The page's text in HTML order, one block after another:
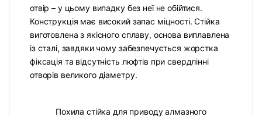
отвір – у цьому випадку без неї не обійтися.
Конструкція має високий запас міцності. Стійка
виготовлена ​​з якісного сплаву, основа виплавлена ​​
із сталі, завдяки чому забезпечується жорстка
фіксація та відсутність люфтів при свердлінні
отворів великого діаметру.
Похила стійка для приводу алмазного